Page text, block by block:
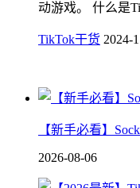
动游戏。 什么是
TikTok干货 2024-
【新手必看】
2026-08-06